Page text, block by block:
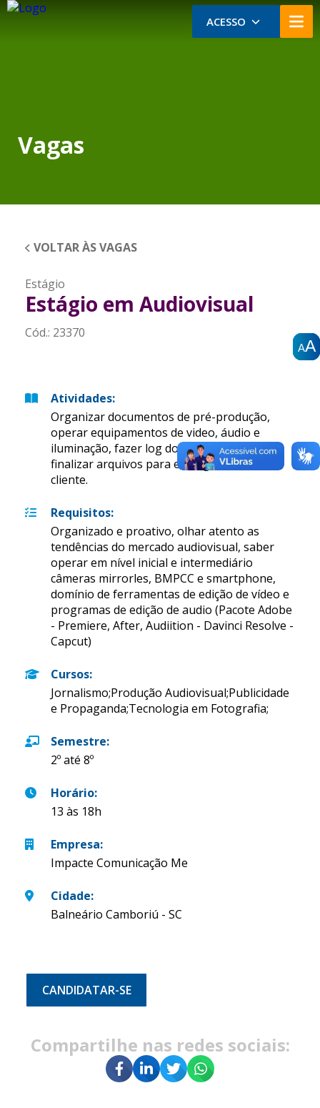
AA
AA
AA
ACESSO
Vagas
VOLTAR ÀS VAGAS
Estágio
Estágio em Audiovisual
Cód.: 23370
Atividades:
Organizar documentos de pré-produção,
operar equipamentos de video, áudio e
iluminação, fazer log dos arquivos, editar e
finalizar arquivos para entrega final com o
cliente.
Requisitos:
Organizado e proativo, olhar atento as
tendências do mercado audiovisual, saber
operar em nível inicial e intermediário
câmeras mirrorles, BMPCC e smartphone,
domínio de ferramentas de edição de vídeo e
programas de edição de audio (Pacote Adobe
- Premiere, After, Audiition - Davinci Resolve -
Capcut)
Cursos:
Jornalismo;Produção Audiovisual;Publicidade
e Propaganda;Tecnologia em Fotografia;
Semestre:
2º até 8º
Horário:
13 às 18h
Empresa:
Impacte Comunicação Me
Cidade:
Balneário Camboriú - SC
CANDIDATAR-SE
Compartilhe nas redes sociais: